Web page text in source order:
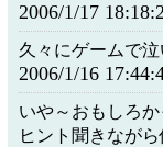
2006/1/17
久々にゲームで
2006/1/16
いや～おもしろ
ヒント聞きなが